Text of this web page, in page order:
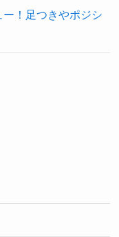
！足つきやポジシ